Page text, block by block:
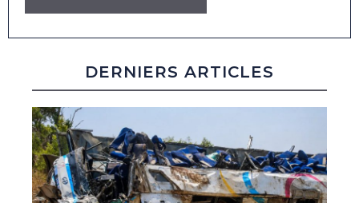
DERNIERS ARTICLES